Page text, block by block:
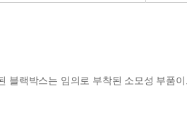
블랙박스는 임의로 부착된 소모성 부품